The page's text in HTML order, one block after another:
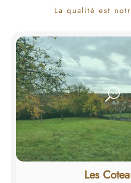
La qualité est
Les